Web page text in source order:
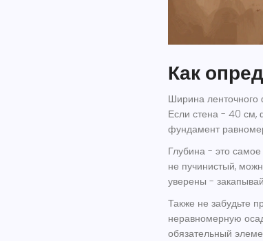
Как
Ширина
Если стена - 40 см,
фундамент
Глубина - это
не пучинистый,
уверены -
Также не забудьте
неравномерную
обязательный